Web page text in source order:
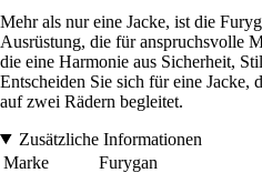
Mehr als nur eine Jacke, ist die
Ausrüstung, die für anspruchsvolle
die eine Harmonie aus Sicherheit,
Entscheiden Sie sich für eine Jacke,
auf zwei Rädern begleitet.
Zusätzliche Informationen
Marke
Furygan